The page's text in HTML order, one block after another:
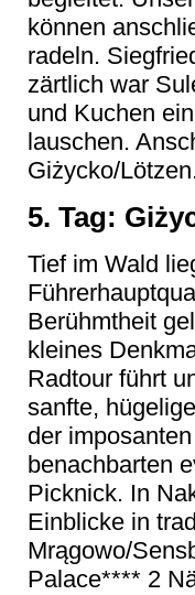
können
radeln.
zärtlich war
und Kuchen
lauschen.
Giżycko/
5. Tag:
Tief im Wald
Berühmtheit
kleines
Radtour führt
sanfte,
der
benachbarten
Picknick. In
Einblicke in
Mrągowo/
Palace**** 2